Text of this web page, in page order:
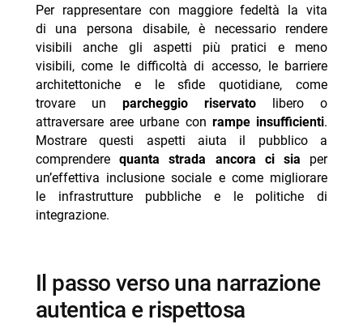
Per rappresentare con maggiore fedeltà la vita
di una persona disabile, è necessario rendere
visibili anche gli aspetti più pratici e meno
visibili, come le difficoltà di accesso, le barriere
architettoniche e le sfide quotidiane, come
trovare un parcheggio riservato libero o
attraversare aree urbane con rampe insufficienti.
Mostrare questi aspetti aiuta il pubblico a
comprenderequanta strada ancora ci sia per
un’effettiva inclusione sociale e come migliorare
le infrastrutture pubbliche e le politiche di
integrazione.
il passo verso una narrazione
autentica e rispettosa